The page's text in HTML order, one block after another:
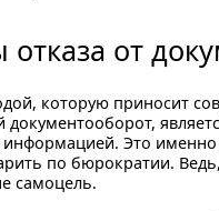
от
которую приносит
документооборот,
информацией. Это
по бюрократии.
самоцель.